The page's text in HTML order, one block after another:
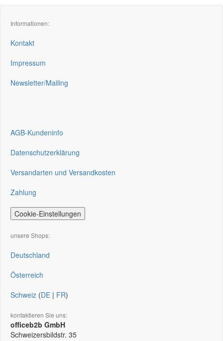
Informationen:
Kontakt
Impressum
Newsletter/Mailing
AGB-Kundeninfo
Datenschutzerklärung
Versandarten und Versandkosten
Zahlung
Cookie-Einstellungen
unsere Shops:
Deutschland
Österreich
Schweiz (DE | FR)
kontaktieren Sie uns:
officeb2b GmbH
Schweizersbildstr. 35